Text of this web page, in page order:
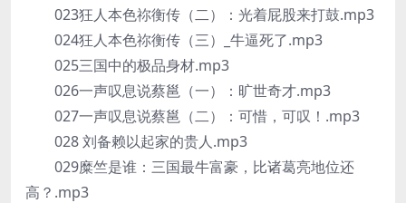
023狂人本色祢衡传（二）：光着屁股来打鼓.mp3
024狂人本色祢衡传（三）_牛逼死了.mp3
025三国中的极品身材.mp3
026一声叹息说蔡邕（一）：旷世奇才.mp3
027一声叹息说蔡邕（二）：可惜，可叹！.mp3
028 刘备赖以起家的贵人.mp3
029糜竺是谁：三国最牛富豪，比诸葛亮地位还
高？.mp3